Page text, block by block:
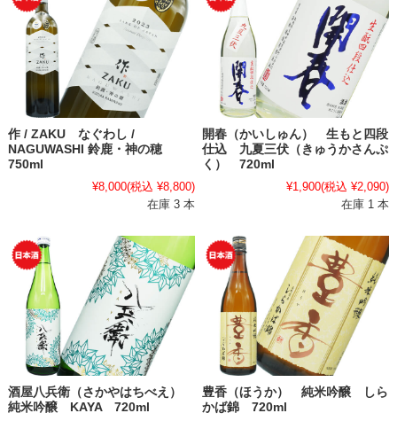
作 / ZAKU なぐわし /
NAGUWASHI 鈴鹿・神の穂
750ml
¥8,000(税込 ¥8,800)
在庫 3 本
開春（かいしゅん） 生もと四段
仕込 九夏三伏（きゅうかさんぷ
く） 720ml
¥1,900(税込 ¥2,090)
在庫 1 本
酒屋八兵衛（さかやはちべえ）
純米吟醸 KAYA 720ml
豊香（ほうか） 純米吟醸 しら
かば錦 720ml